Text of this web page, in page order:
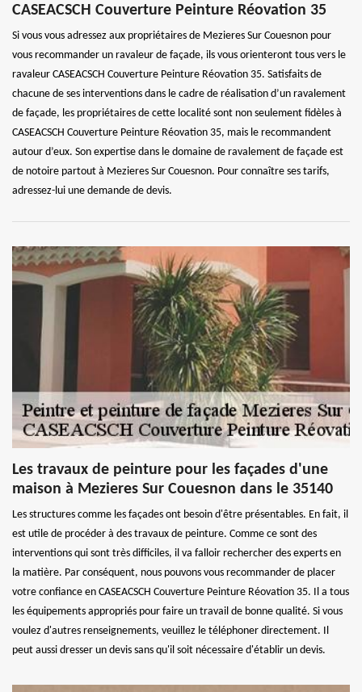
CASEACSCH Couverture Peinture Réovation 35
Si vous vous adressez aux propriétaires de Mezieres Sur Couesnon pour
vous recommander un ravaleur de façade, ils vous orienteront tous vers le
ravaleur CASEACSCH Couverture Peinture Réovation 35. Satisfaits de
chacune de ses interventions dans le cadre de réalisation d’un ravalement
de façade, les propriétaires de cette localité sont non seulement fidèles à
CASEACSCH Couverture Peinture Réovation 35, mais le recommandent
autour d’eux. Son expertise dans le domaine de ravalement de façade est
de notoire partout à Mezieres Sur Couesnon. Pour connaître ses tarifs,
adressez-lui une demande de devis.
Les travaux de peinture pour les façades d'une
maison à Mezieres Sur Couesnon dans le 35140
Les structures comme les façades ont besoin d'être présentables. En fait, il
est utile de procéder à des travaux de peinture. Comme ce sont des
interventions qui sont très difficiles, il va falloir rechercher des experts en
la matière. Par conséquent, nous pouvons vous recommander de placer
votre confiance en CASEACSCH Couverture Peinture Réovation 35. Il a tous
les équipements appropriés pour faire un travail de bonne qualité. Si vous
voulez d'autres renseignements, veuillez le téléphoner directement. Il
peut aussi dresser un devis sans qu'il soit nécessaire d'établir un devis.